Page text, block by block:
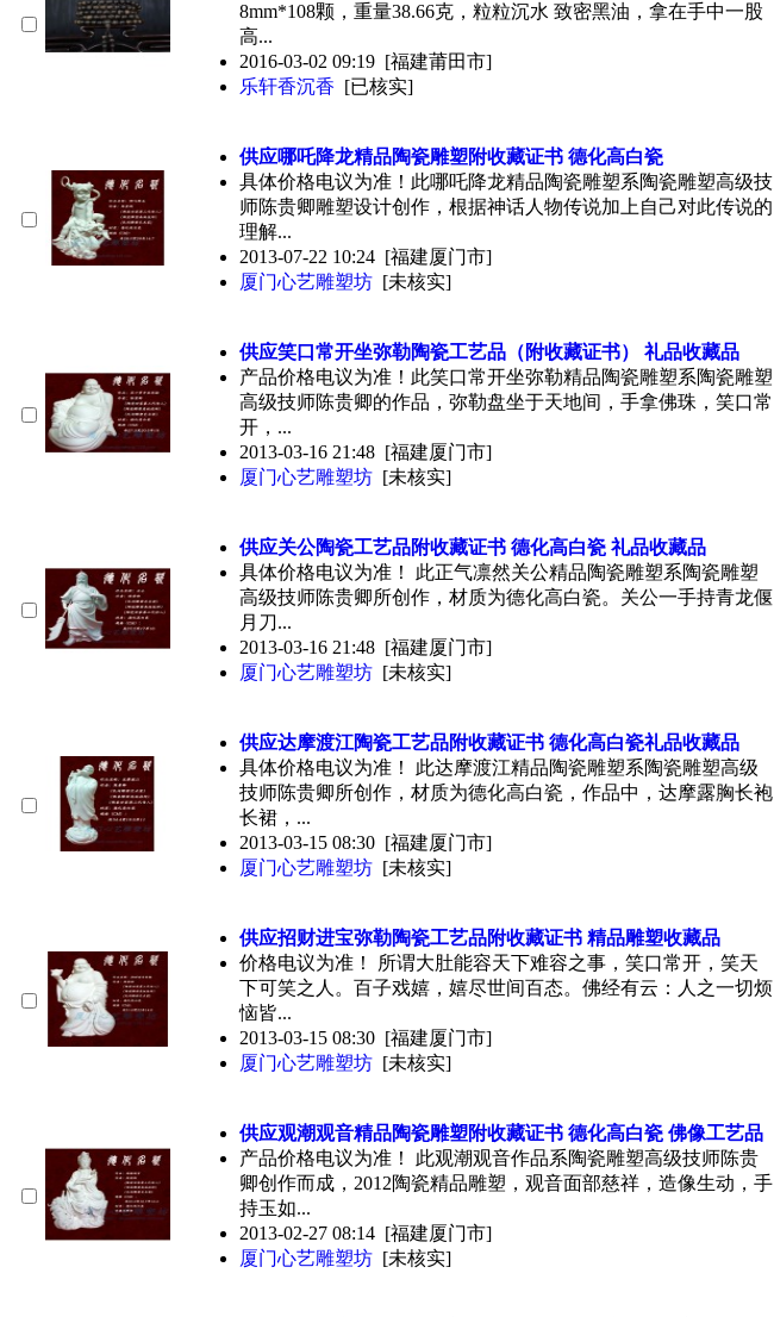
8mm*108颗，重量38.66克，粒粒沉水 致密黑油，拿在手中一股
高...
2016-03-02 09:19 [福建莆田市]
乐轩香沉香 [已核实]
供应哪吒降龙精品陶瓷雕塑附收藏证书 德化高白瓷
具体价格电议为准！此哪吒降龙精品陶瓷雕塑系陶瓷雕塑高级技
师陈贵卿雕塑设计创作，根据神话人物传说加上自己对此传说的
理解...
2013-07-22 10:24 [福建厦门市]
厦门心艺雕塑坊 [未核实]
供应笑口常开坐弥勒陶瓷工艺品（附收藏证书） 礼品收藏品
产品价格电议为准！此笑口常开坐弥勒精品陶瓷雕塑系陶瓷雕塑
高级技师陈贵卿的作品，弥勒盘坐于天地间，手拿佛珠，笑口常
开，...
2013-03-16 21:48 [福建厦门市]
厦门心艺雕塑坊 [未核实]
供应关公陶瓷工艺品附收藏证书 德化高白瓷 礼品收藏品
具体价格电议为准！ 此正气凛然关公精品陶瓷雕塑系陶瓷雕塑
高级技师陈贵卿所创作，材质为德化高白瓷。关公一手持青龙偃
月刀...
2013-03-16 21:48 [福建厦门市]
厦门心艺雕塑坊 [未核实]
供应达摩渡江陶瓷工艺品附收藏证书 德化高白瓷礼品收藏品
具体价格电议为准！ 此达摩渡江精品陶瓷雕塑系陶瓷雕塑高级
技师陈贵卿所创作，材质为德化高白瓷，作品中，达摩露胸长袍
长裙，...
2013-03-15 08:30 [福建厦门市]
厦门心艺雕塑坊 [未核实]
供应招财进宝弥勒陶瓷工艺品附收藏证书 精品雕塑收藏品
价格电议为准！ 所谓大肚能容天下难容之事，笑口常开，笑天
下可笑之人。百子戏嬉，嬉尽世间百态。佛经有云：人之一切烦
恼皆...
2013-03-15 08:30 [福建厦门市]
厦门心艺雕塑坊 [未核实]
供应观潮观音精品陶瓷雕塑附收藏证书 德化高白瓷 佛像工艺品
产品价格电议为准！ 此观潮观音作品系陶瓷雕塑高级技师陈贵
卿创作而成，2012陶瓷精品雕塑，观音面部慈祥，造像生动，手
持玉如...
2013-02-27 08:14 [福建厦门市]
厦门心艺雕塑坊 [未核实]